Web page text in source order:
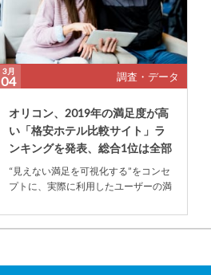
3月
04 調査・データ
オリコン、2019年の満足度が高
い「格安ホテル比較サイト」ラ
ンキングを発表、総合1位は全部
門で首位を獲得...
“見えない満足を可視化する”をコンセ
プトに、実際に利用したユーザーの満
Ⓡ」を展開する株...